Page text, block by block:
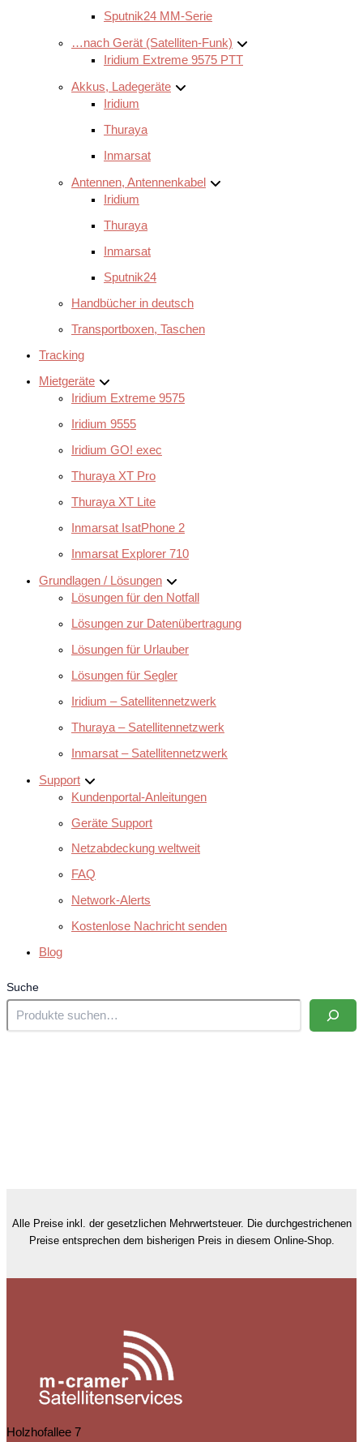
Sputnik24 MM-Serie
…nach Gerät (Satelliten-Funk)
Iridium Extreme 9575 PTT
Akkus, Ladegeräte
Iridium
Thuraya
Inmarsat
Antennen, Antennenkabel
Iridium
Thuraya
Inmarsat
Sputnik24
Handbücher in deutsch
Transportboxen, Taschen
Tracking
Mietgeräte
Iridium Extreme 9575
Iridium 9555
Iridium GO! exec
Thuraya XT Pro
Thuraya XT Lite
Inmarsat IsatPhone 2
Inmarsat Explorer 710
Grundlagen / Lösungen
Lösungen für den Notfall
Lösungen zur Datenübertragung
Lösungen für Urlauber
Lösungen für Segler
Iridium – Satellitennetzwerk
Thuraya – Satellitennetzwerk
Inmarsat – Satellitennetzwerk
Support
Kundenportal-Anleitungen
Geräte Support
Netzabdeckung weltweit
FAQ
Network-Alerts
Kostenlose Nachricht senden
Blog
Suche
Alle Preise inkl. der gesetzlichen Mehrwertsteuer. Die durchgestrichenen
Preise entsprechen dem bisherigen Preis in diesem Online-Shop.
Holzhofallee 7